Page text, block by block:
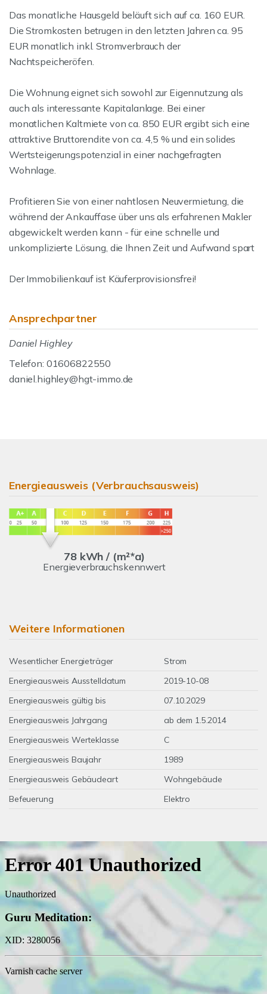
Das monatliche Hausgeld beläuft sich auf ca. 160 EUR.
Die Stromkosten betrugen in den letzten Jahren ca. 95
EUR monatlich inkl. Stromverbrauch der
Nachtspeicheröfen.
Die Wohnung eignet sich sowohl zur Eigennutzung als
auch als interessante Kapitalanlage. Bei einer
monatlichen Kaltmiete von ca. 850 EUR ergibt sich eine
attraktive Bruttorendite von ca. 4,5 % und ein solides
Wertsteigerungspotenzial in einer nachgefragten
Wohnlage.
Profitieren Sie von einer nahtlosen Neuvermietung, die
während der Ankauffase über uns als erfahrenen Makler
abgewickelt werden kann - für eine schnelle und
unkomplizierte Lösung, die Ihnen Zeit und Aufwand spart
Der Immobilienkauf ist Käuferprovisionsfrei!
Ansprechpartner
Daniel Highley
Telefon: 01606822550
daniel.highley@hgt-immo.de
Energieausweis (Verbrauchsausweis)
78 kWh / (m²*a)
Energieverbrauchskennwert
Weitere Informationen
Wesentlicher Energieträger
Strom
Energieausweis Ausstelldatum
2019-10-08
Energieausweis gültig bis
07.10.2029
Energieausweis Jahrgang
ab dem 1.5.2014
Energieausweis Werteklasse
C
Energieausweis Baujahr
1989
Energieausweis Gebäudeart
Wohngebäude
Befeuerung
Elektro